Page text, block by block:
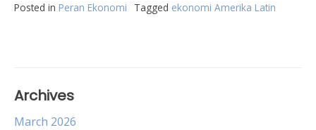
Posted in Peran Ekonomi Tagged ekonomi Amerika Latin
Archives
March 2026